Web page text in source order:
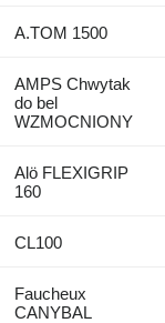
A.TOM 1500
AMPS Chwytak
do bel
WZMOCNIONY
Alö FLEXIGRIP
160
CL100
Faucheux
CANYBAL